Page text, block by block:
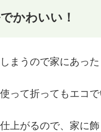
かわいい！
まうので家にあった
って折ってもエコで
上がるので、家に